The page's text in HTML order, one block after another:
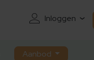
Inloggen
Aanbod